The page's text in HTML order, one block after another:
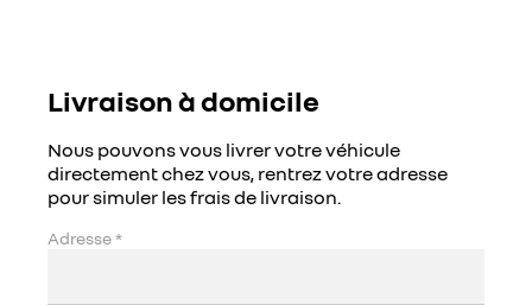
Livraison à domicile
Nous pouvons vous livrer votre véhicule
directement chez vous, rentrez votre adresse
pour simuler les frais de livraison.
Adresse*